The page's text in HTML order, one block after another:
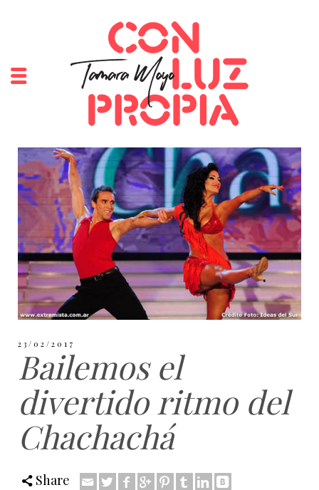
23/02/2017
Bailemos el
divertido ritmo del
Chachachá
Share